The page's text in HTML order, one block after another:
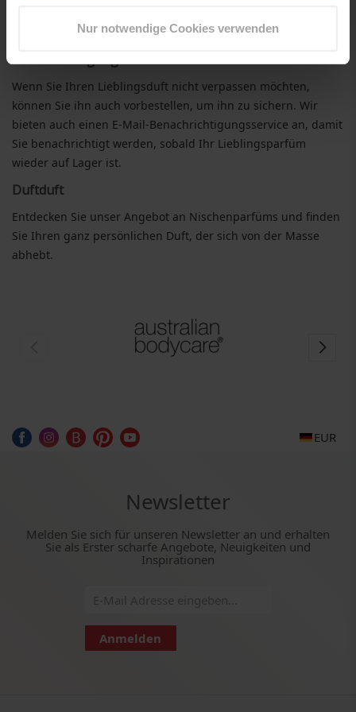
Nur notwendige Cookies verwenden
vorrätig sind.
Benachrichtigungen
Wenn Sie Ihren Lieblingsduft nicht verpassen möchten,
können Sie ihn auch vorbestellen, um ihn zu sichern. Wir
bieten auch einen E-Mail-Benachrichtigungsservice an, damit
Sie benachrichtigt werden, sobald Ihr Lieblingsparfüm
wieder auf Lager ist.
Duftduft
Entdecken Sie unser Angebot an Nischenparfüms und finden
Sie Ihren ganz persönlichen Duft, der sich von der Masse
abhebt.
EUR
Newsletter
Melden Sie sich für unseren Newsletter an und erhalten
Sie als Erster scharfe Angebote, Neuigkeiten und
Inspirationen
Anmelden